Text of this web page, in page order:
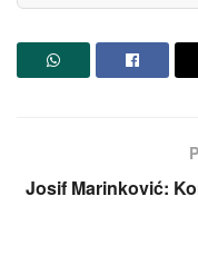
Josif Marinković: